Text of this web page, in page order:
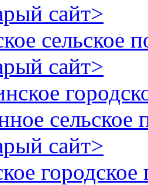
сайт>
сельское
сайт>
сельское
сайт>
городское